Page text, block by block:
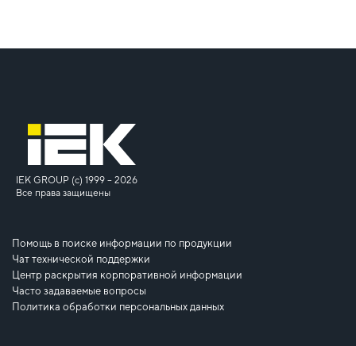
IEK GROUP (c) 1999 – 2026
Все права защищены
Помощь в поиске информации по продукции
Чат технической поддержки
Центр раскрытия корпоративной информации
Часто задаваемые вопросы
Политика обработки персональных данных